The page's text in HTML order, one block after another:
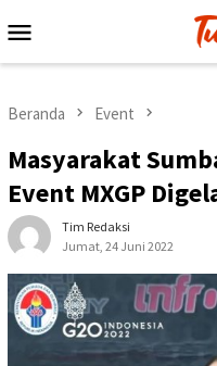
ke
Mobile
Beranda Event
Masyarakat
Event MXGP
Tim Redaksi
Jumat, 24 Juni 2022